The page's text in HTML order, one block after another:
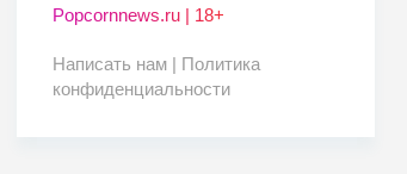
Popcornnews.ru | 18+
Написать нам | Политика
конфиденциальности